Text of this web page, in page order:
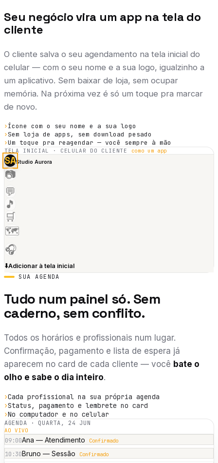
Seu negócio vira um app na tela do
cliente
O cliente salva o seu agendamento na tela inicial do
celular — com o seu nome e a sua logo, igualzinho a
um aplicativo. Sem baixar de loja, sem ocupar
memória. Na próxima vez é só um toque pra marcar
de novo.
›Ícone com o seu nome e a sua logo
›Sem loja de apps, sem download pesado
›Um toque pra reagendar — você sempre à mão
TELA INICIAL · CELULAR DO CLIENTE como um app
SAStudio Aurora
📷
💬
🎵
🛒
🗺️
🎧
⬇️Adicionar à tela inicial
SUA AGENDA
Tudo num painel só. Sem
caderno, sem conflito.
Todos os horários e profissionais num lugar.
Confirmação, pagamento e lista de espera já
aparecem no card de cada cliente — você bate o
olho e sabe o dia inteiro.
›Cada profissional na sua própria agenda
›Status, pagamento e lembrete no card
›No computador e no celular
AGENDA · QUARTA, 24 JUN
AO VIVO
09:00Ana — Atendimento Confirmado
10:30Bruno — Sessão Confirmado